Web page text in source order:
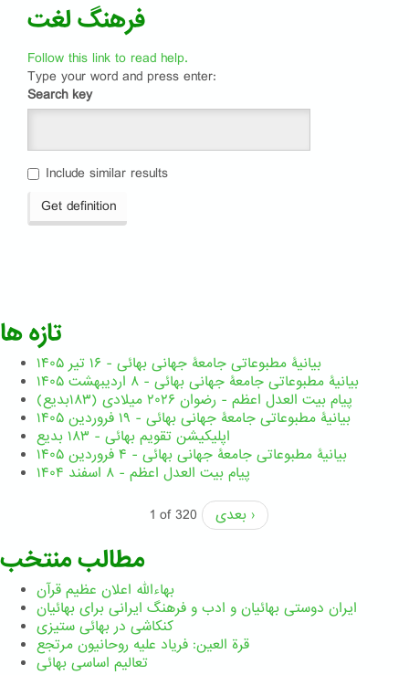
فرهنگ لغت
Follow this link to read help.
Type your word and press enter:
Search key
Include similar results
Get definition
تازه ها
بیانیۀ مطبوعاتی جامعۀ جهانی بهائی - ۱۶ تیر ۱۴۰۵
بیانیۀ مطبوعاتی جامعۀ جهانی بهائی - ۸ اردیبهشت ۱۴۰۵
پیام بیت العدل اعظم - رضوان ۲۰۲۶ میلادی (۱۸۳بدیع)
بیانیۀ مطبوعاتی جامعۀ جهانی بهائی - ۱۹ فروردین ۱۴۰۵
اپلیکیشن تقویم بهائی - ۱۸۳ بدیع
بیانیۀ مطبوعاتی جامعۀ جهانی بهائی - ۴ فروردین ۱۴۰۵
پیام بیت العدل اعظم - ۸ اسفند ۱۴۰۴
1 of 320
بعدی ›
مطالب منتخب
بهاءالله اعلان عظیم قرآن
ايران دوستی بهائيان و ادب و فرهنگ ايرانی برای بهائيان
کنکاشی در بهائی ستيزی
قرة العین: فریاد علیه روحانیون مرتجع
تعالیم اساسی بهائی